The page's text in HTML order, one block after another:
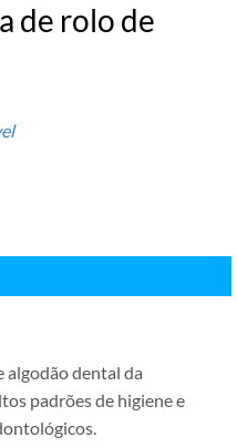
de rolo de
algodão dental da
padrões de higiene e